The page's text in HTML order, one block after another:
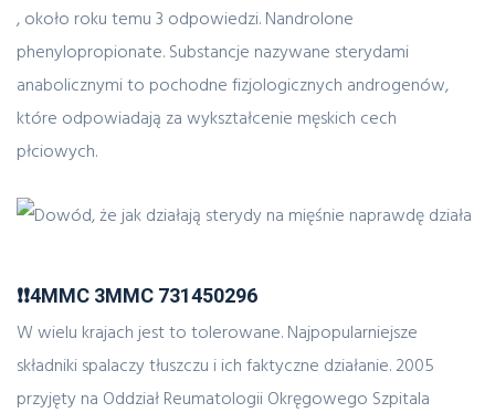
, około roku temu 3 odpowiedzi. Nandrolone
phenylopropionate. Substancje nazywane sterydami
anabolicznymi to pochodne fizjologicznych androgenów,
które odpowiadają za wykształcenie męskich cech
płciowych.
❗❗4MMC 3MMC 731450296
W wielu krajach jest to tolerowane. Najpopularniejsze
składniki spalaczy tłuszczu i ich faktyczne działanie. 2005
przyjęty na Oddział Reumatologii Okręgowego Szpitala